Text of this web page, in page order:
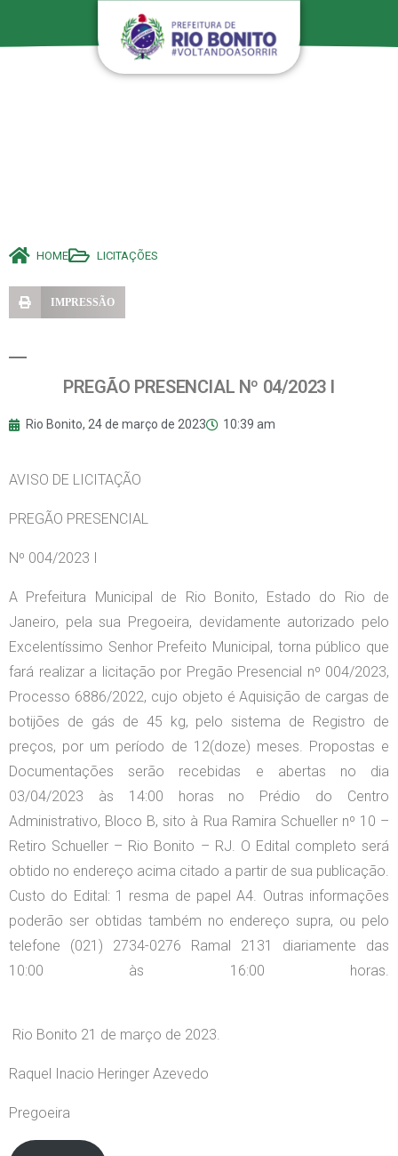
HOME LICITAÇÕES
IMPRESSÃO
PREGÃO PRESENCIAL Nº 04/2023 I
Rio Bonito, 24 de março de 2023 10:39 am
AVISO DE LICITAÇÃO
PREGÃO PRESENCIAL
Nº 004/2023 I
A Prefeitura Municipal de Rio Bonito, Estado do Rio de
Janeiro, pela sua Pregoeira, devidamente autorizado pelo
Excelentíssimo Senhor Prefeito Municipal, torna público que
fará realizar a licitação por Pregão Presencial nº 004/2023,
Processo 6886/2022, cujo objeto é Aquisição de cargas de
botijões de gás de 45 kg, pelo sistema de Registro de
preços, por um período de 12(doze) meses. Propostas e
Documentações serão recebidas e abertas no dia
03/04/2023 às 14:00 horas no Prédio do Centro
Administrativo, Bloco B, sito à Rua Ramira Schueller nº 10 –
Retiro Schueller – Rio Bonito – RJ. O Edital completo será
obtido no endereço acima citado a partir de sua publicação.
Custo do Edital: 1 resma de papel A4. Outras informações
poderão ser obtidas também no endereço supra, ou pelo
telefone (021) 2734-0276 Ramal 2131 diariamente das
10:00 às 16:00 horas.
Rio Bonito 21 de março de 2023.
Raquel Inacio Heringer Azevedo
Pregoeira